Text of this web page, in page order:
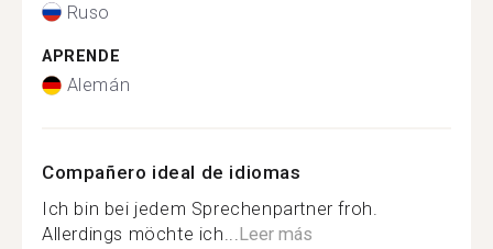
Ruso
APRENDE
Alemán
Compañero ideal de idiomas
Ich bin bei jedem Sprechenpartner froh.
Allerdings möchte ich...Leer más